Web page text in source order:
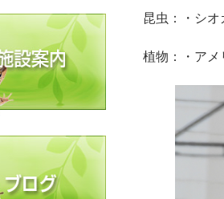
昆虫：・シ
植物：・ア